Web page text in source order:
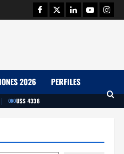
Facebook
TwitterLinkedinYoutube
2026 PERFILES
| OROU$S 4338